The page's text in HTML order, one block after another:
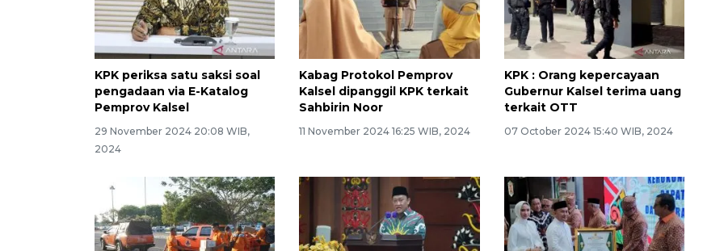
KPK periksa satu saksi soal
pengadaan via E-Katalog
Pemprov Kalsel
29 November 2024 20:08 WIB,
2024
Kabag Protokol Pemprov
Kalsel dipanggil KPK terkait
Sahbirin Noor
11 November 2024 16:25 WIB, 2024
KPK : Orang kepercayaan
Gubernur Kalsel terima uang
terkait OTT
07 October 2024 15:40 WIB, 2024